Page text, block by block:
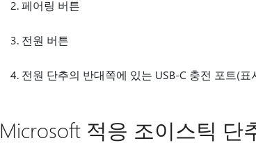
페어링 버튼
전원 버튼
전원 단추의 반대쪽에 있는 USB-C 충전 포트(표
Microsoft 적응 조이스틱 단